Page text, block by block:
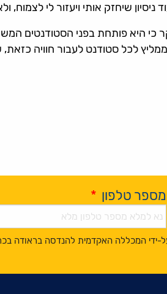
שיחזק אותי ויעזור לי לצמוח,
כי היא פותחת בפני הסטודנטים
לכל סטודנט לעבור חוויה כזאת,
מספר טלפון *
ידי המכללה האקדמית להנדסה בראודה